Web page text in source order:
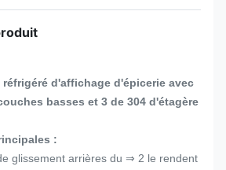
d'affichage d'épicerie avec
basses et 3 de 304 d'étagère
:
glissement arrières du ⇒ 2 le rendent